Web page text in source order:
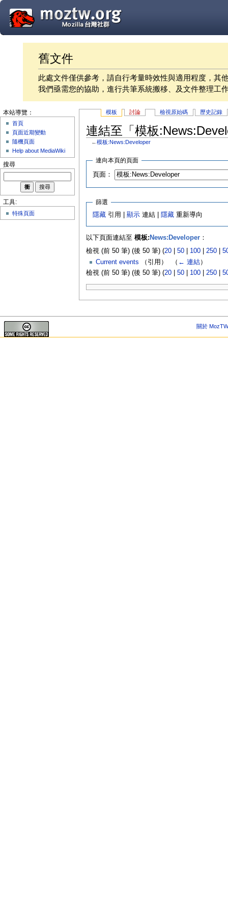
舊文件
此處文件僅供參考，請自行考量時效性與適用程度，其
我們亟需您的協助，進行共筆系統搬移、及文件整理工
模板 討論 檢視原始碼 歷史記錄
連結至「模板
←模板:News:Developer
連向本頁的頁面
頁面：
篩選
隱藏 引用 |顯示 連結 | 隱藏 重新導向
以下頁面連結至 模板: News:Developer：
檢視 (前 50 筆) (後 50 筆) (20| 50| 100| 250|
Current events （引用） ‎ （ ← 連結）
檢視 (前 50 筆) (後 50 筆) (20| 50| 100| 250|
本站導覽：
首頁
頁面近期變動
隨機頁面
Help about MediaWiki
搜尋
工具:
特殊頁面
關於